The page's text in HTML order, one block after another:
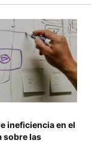
ineficiencia en el
sobre las